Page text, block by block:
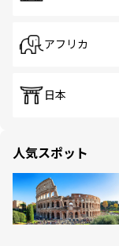
アフリカ
日本
人気スポット